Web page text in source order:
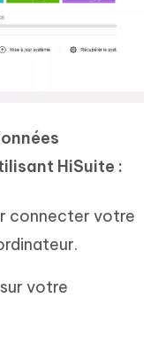
HiSuite :
connecter votre
votre